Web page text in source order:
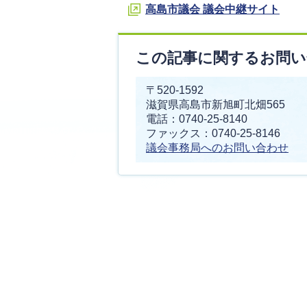
高島市議会 議会中継サイト
この記事に関するお問
〒520-1592
滋賀県高島市新旭町北畑565
電話：0740-25-8140
ファックス：0740-25-8146
議会事務局へのお問い合わせ